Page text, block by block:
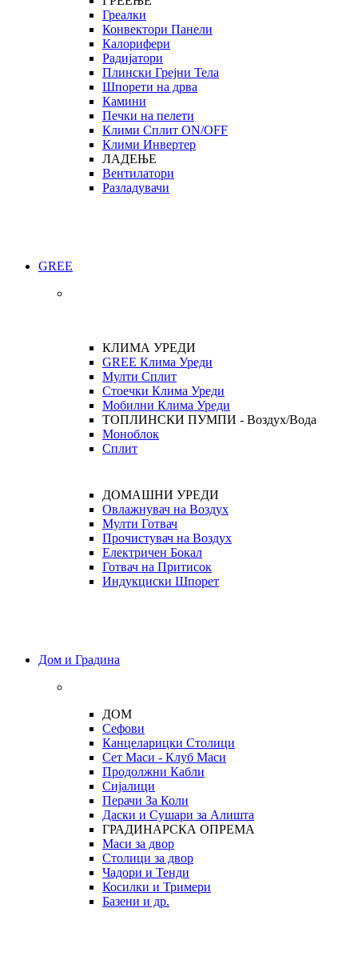
Греалки
Конвектори Панели
Калорифери
Радијатори
Плински Грејни Тела
Шпорети на дрва
Камини
Печки на пелети
Клими Сплит ON/OFF
Клими Инвертер
ЛАДЕЊЕ
Вентилатори
Разладувачи
GREE
КЛИМА УРЕДИ
GREE Клима Уреди
Мулти Сплит
Стоечки Клима Уреди
Мобилни Клима Уреди
ТОПЛИНСКИ ПУМПИ - Воздух/Вода
Моноблок
Сплит
ДОМАШНИ УРЕДИ
Овлажнувач на Воздух
Мулти Готвач
Прочистувач на Воздух
Електричен Бокал
Готвач на Притисок
Индукциски Шпорет
Дом и Градина
ДОМ
Сефови
Канцеларицки Столици
Сет Маси - Клуб Маси
Продолжни Кабли
Сијалици
Перачи За Коли
Даски и Сушари за Алишта
ГРАДИНАРСКА ОПРЕМА
Маси за двор
Столици за двор
Чадори и Тенди
Косилки и Тримери
Базени и др.